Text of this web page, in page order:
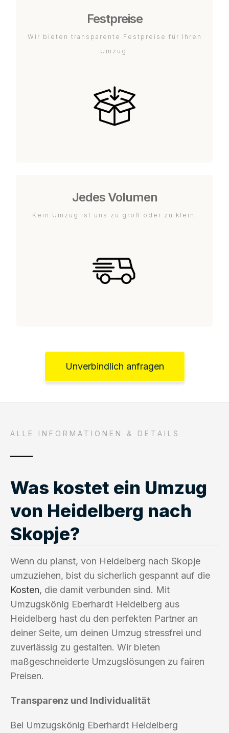
Festpreise
Wir bieten transparente Festpreise für Ihren
Umzug.
Jedes Volumen
Kein Umzug ist uns zu groß oder zu klein.
Unverbindlich anfragen
ALLE INFORMATIONEN & DETAILS
Was kostet ein Umzug
von Heidelberg nach
Skopje?
Wenn du planst, von Heidelberg nach Skopje
umzuziehen, bist du sicherlich gespannt auf die
Kosten, die damit verbunden sind. Mit
Umzugskönig Eberhardt Heidelberg aus
Heidelberg hast du den perfekten Partner an
deiner Seite, um deinen Umzug stressfrei und
zuverlässig zu gestalten. Wir bieten
maßgeschneiderte Umzugslösungen zu fairen
Preisen.
Transparenz und Individualität
Bei Umzugskönig Eberhardt Heidelberg